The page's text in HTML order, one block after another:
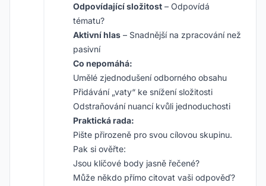
Odpovídající složitost – Odpovídá
tématu?
Aktivní hlas – Snadnější na zpracování než
pasivní
Co nepomáhá:
Umělé zjednodušení odborného obsahu
Přidávání „vaty“ ke snížení složitosti
Odstraňování nuancí kvůli jednoduchosti
Praktická rada:
Pište přirozeně pro svou cílovou skupinu.
Pak si ověřte:
Jsou klíčové body jasně řečené?
Může někdo přímo citovat vaši odpověď?